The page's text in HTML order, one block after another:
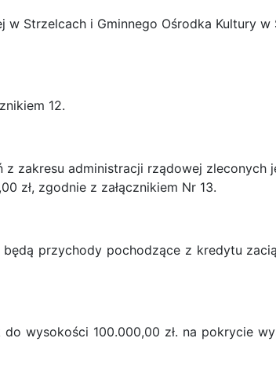
Strzelcach i Gminnego Ośrodka Kultury
12.
zakresu administracji rządowej zleconych
zł, zgodnie z załącznikiem Nr 13.
przychody pochodzące z kredytu
wysokości 100.000,00 zł. na pokrycie